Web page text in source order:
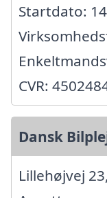
Startdato:
CVR:
Dansk
Lillehøjvej